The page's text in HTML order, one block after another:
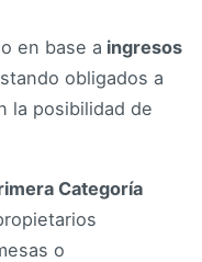
en base a ingresos
obligados a
la posibilidad de
Categoría
o